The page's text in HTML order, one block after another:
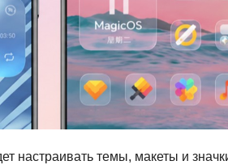
настраивать темы, макеты и